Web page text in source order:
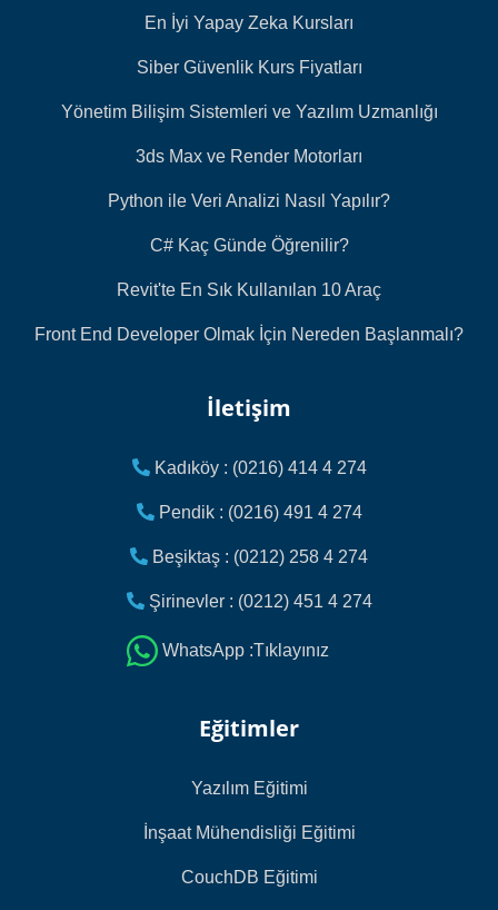
En İyi Yapay Zeka Kursları
Siber Güvenlik Kurs Fiyatları
Yönetim Bilişim Sistemleri ve Yazılım Uzmanlığı
3ds Max ve Render Motorları
Python ile Veri Analizi Nasıl Yapılır?
C# Kaç Günde Öğrenilir?
Revit'te En Sık Kullanılan 10 Araç
Front End Developer Olmak İçin Nereden Başlanmalı?
İletişim
Kadıköy : (0216) 414 4 274
Pendik : (0216) 491 4 274
Beşiktaş : (0212) 258 4 274
Şirinevler : (0212) 451 4 274
WhatsApp :Tıklayınız
Eğitimler
Yazılım Eğitimi
İnşaat Mühendisliği Eğitimi
CouchDB Eğitimi